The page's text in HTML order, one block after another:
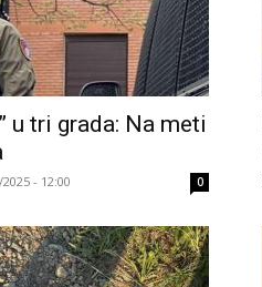
u tri grada: Na meti
- 12:00 0